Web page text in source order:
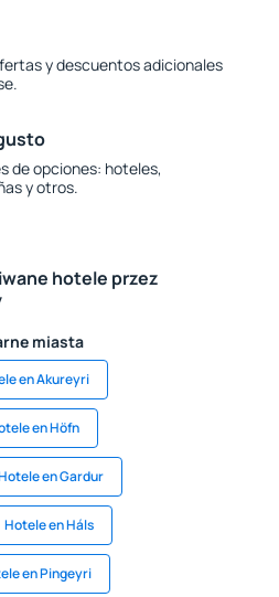
y descuentos adicionales
de opciones: hoteles,
y otros.
hotele przez
miasta
en Akureyri
en Höfn
en Gardur
Hotele en Háls
en Pingeyri